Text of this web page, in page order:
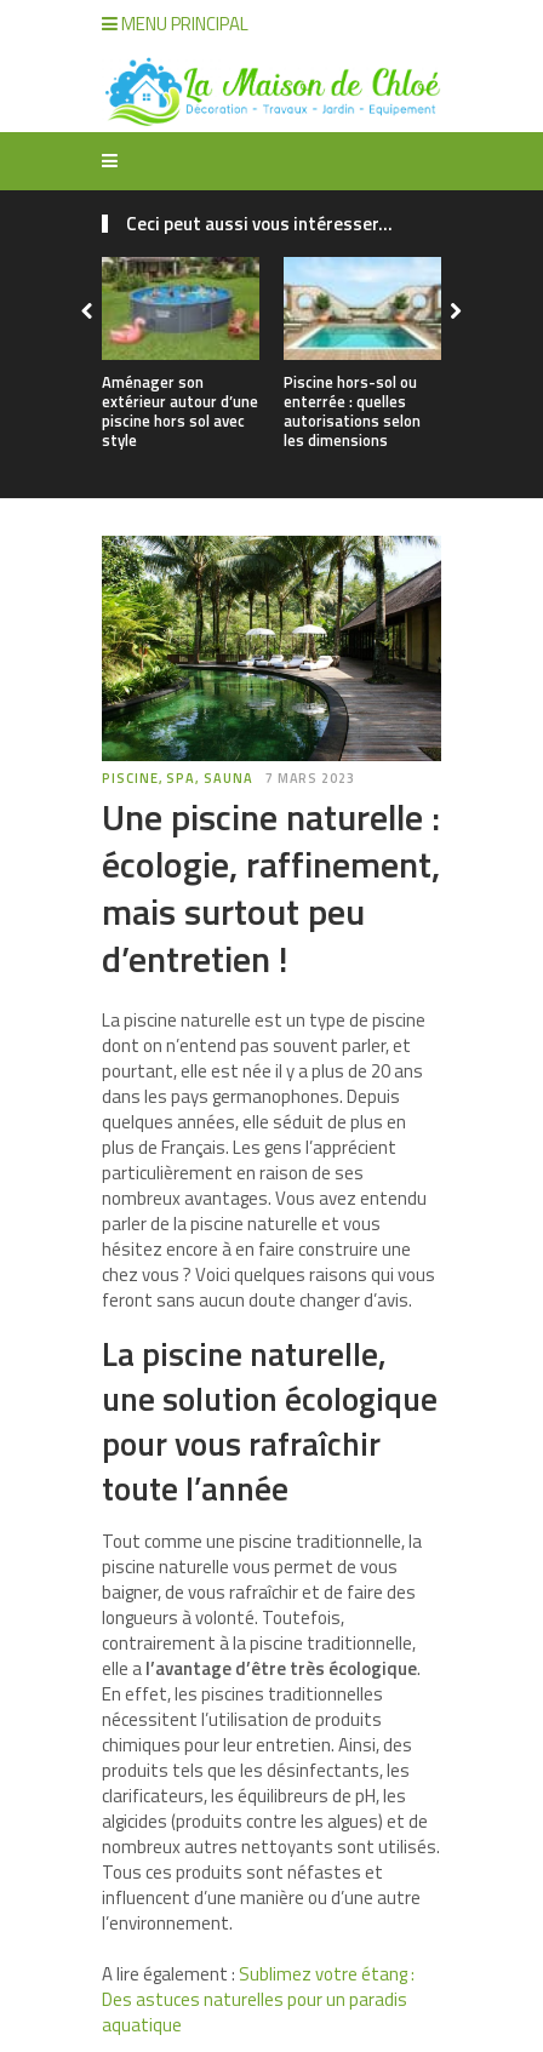
MENU PRINCIPAL
Ceci peut aussi vous intéresser...
Aménager son
extérieur autour d’une
piscine hors sol avec
style
Piscine hors-sol ou
enterrée : quelles
autorisations selon
les dimensions
PISCINE, SPA, SAUNA 7 MARS 2023
Une piscine naturelle :
écologie, raffinement,
mais surtout peu
d’entretien !
La piscine naturelle est un type de piscine
dont on n’entend pas souvent parler, et
pourtant, elle est née il y a plus de 20 ans
dans les pays germanophones. Depuis
quelques années, elle séduit de plus en
plus de Français. Les gens l’apprécient
particulièrement en raison de ses
nombreux avantages. Vous avez entendu
parler de la piscine naturelle et vous
hésitez encore à en faire construire une
chez vous ? Voici quelques raisons qui vous
feront sans aucun doute changer d’avis.
La piscine naturelle,
une solution écologique
pour vous rafraîchir
toute l’année
Tout comme une piscine traditionnelle, la
piscine naturelle vous permet de vous
baigner, de vous rafraîchir et de faire des
longueurs à volonté. Toutefois,
contrairement à la piscine traditionnelle,
elle al’avantage d’être très écologique.
En effet, les piscines traditionnelles
nécessitent l’utilisation de produits
chimiques pour leur entretien. Ainsi, des
produits tels que les désinfectants, les
clarificateurs, les équilibreurs de pH, les
algicides (produits contre les algues) et de
nombreux autres nettoyants sont utilisés.
Tous ces produits sont néfastes et
influencent d’une manière ou d’une autre
l’environnement.
A lire également : Sublimez votre étang :
Des astuces naturelles pour un paradis
aquatique